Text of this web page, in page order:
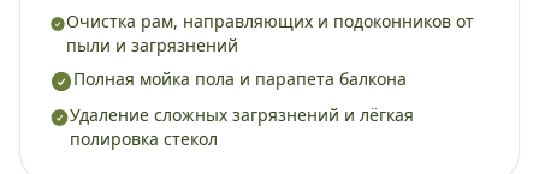
Очистка рам, направляющих и подоконников от
пыли и загрязнений
Полная мойка пола и парапета балкона
Удаление сложных загрязнений и лёгкая
полировка стекол